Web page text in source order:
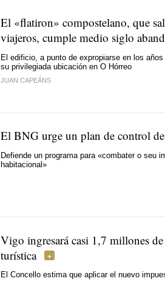
El «flatiron» compostelano, que
viajeros, cumple medio siglo
El edificio, a punto de expropiarse en los
su privilegiada ubicación en O Hórreo
JUAN CAPEÁNS
El BNG urge un plan de control
Defiende un programa para «combater o seu
habitacional»
Vigo ingresará casi 1,7 millones de
turística
El Concello estima que aplicar el nuevo